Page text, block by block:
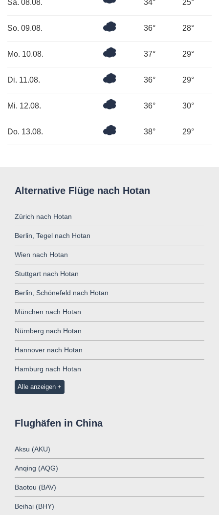
Sa. 08.08. 34° 25°
So. 09.08.
Überwiegend
36° 28°
Mo. 10.08. 37° 29°
Di. 11.08. 36° 29°
Mi. 12.08. 36° 30°
Do. 13.08. 38° 29°
Alternative Flüge nach Hotan
Zürich nach Hotan
Berlin, Tegel nach Hotan
Wien nach Hotan
Stuttgart nach Hotan
Berlin, Schönefeld nach Hotan
München nach Hotan
Nürnberg nach Hotan
Hannover nach Hotan
Hamburg nach Hotan
Alle anzeigen
Flughäfen in China
Aksu (AKU)
Anqing (AQG)
Baotou (BAV)
Beihai (BHY)